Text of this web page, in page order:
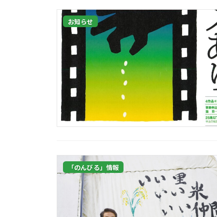
お知らせ
「のんびる」情報